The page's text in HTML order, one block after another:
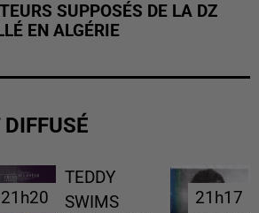
SUPPOSÉS DE LA DZ
EN ALGÉRIE
21h20
21h20
TEDDY
SWIMS
21h17
21h17